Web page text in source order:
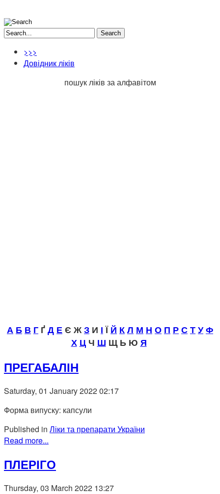
Search
>>>
Довідник ліків
пошук ліків за алфавітом
А Б В Г ҐД ЕЄ ЖЗ И ІЇЙ КЛ М Н О П РСТУФ
Х ЦЧ Ш Щ Ь Ю Я
ПРЕГАБАЛІН
Saturday, 01 January 2022 02:17
Форма випуску: капсули
Published in Ліки та препарати України
Read more...
ПЛЕРІГО
Thursday, 03 March 2022 13:27